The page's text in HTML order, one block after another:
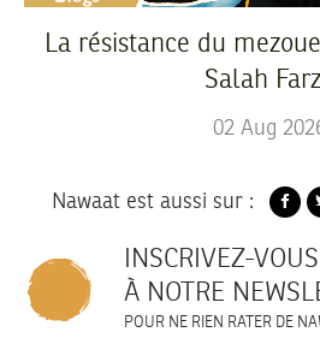
La résistance du
Salah
02 Aug
Nawaat est aussi sur :
INSCRIVEZ-VOUS
À NOTRE
POUR NE RIEN RATER DE